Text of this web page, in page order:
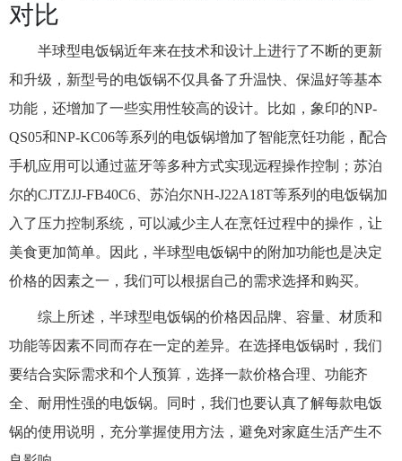
对比
半球型电饭锅近年来在技术和设计上进行了不断的更新
和升级，新型号的电饭锅不仅具备了升温快、保温好等基本
功能，还增加了一些实用性较高的设计。比如，象印的NP-
QS05和NP-KC06等系列的电饭锅增加了智能烹饪功能，配合
手机应用可以通过蓝牙等多种方式实现远程操作控制；苏泊
尔的CJTZJJ-FB40C6、苏泊尔NH-J22A18T等系列的电饭锅加
入了压力控制系统，可以减少主人在烹饪过程中的操作，让
美食更加简单。因此，半球型电饭锅中的附加功能也是决定
价格的因素之一，我们可以根据自己的需求选择和购买。
综上所述，半球型电饭锅的价格因品牌、容量、材质和
功能等因素不同而存在一定的差异。在选择电饭锅时，我们
要结合实际需求和个人预算，选择一款价格合理、功能齐
全、耐用性强的电饭锅。同时，我们也要认真了解每款电饭
锅的使用说明，充分掌握使用方法，避免对家庭生活产生不